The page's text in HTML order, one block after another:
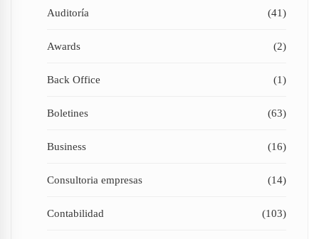
Auditoría (41)
Awards (2)
Back Office (1)
Boletines (63)
Business (16)
Consultoria empresas (14)
Contabilidad (103)